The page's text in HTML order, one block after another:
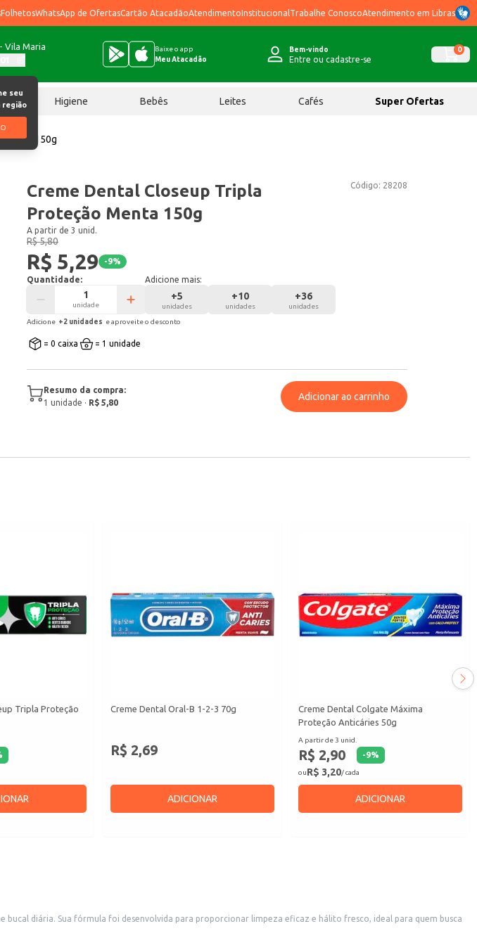
FolhetosWhatsApp de OfertasCartão AtacadãoAtendimentoInstitucional Trabalhe ConoscoAtendimento em Libras
Vila Maria
seu
região
Baixe o app
Meu Atacadão
Bem-vindo
Entre ou cadastre-se
0
Higiene Bebês Leites Cafés Super Ofertas
Menta 150g
Código: 28208
Creme Dental Closeup Tripla
Proteção Menta 150g
A partir de 3 unid.
R$ 5,80
R$ 5,29 -9%
Quantidade:
unidade
Adicione mais:
+5
unidades
+10
unidades
+36
unidades
Adicione +2 unidades e aproveite o desconto
= 0 caixa = 1 unidade
Resumo da compra:
1 unidade · R$ 5,80
Adicionar ao carrinho
Tripla Proteção
Creme Dental Oral-B 1-2-3 70g
R$ 2,69
ADICIONAR
Creme Dental Colgate Máxima
Proteção Anticáries 50g
A partir de 3 unid.
R$ 2,90 -9%
ouR$ 3,20/ cada
ADICIONAR
diária. Sua fórmula foi desenvolvida para proporcionar limpeza eficaz e hálito fresco, ideal para quem busca